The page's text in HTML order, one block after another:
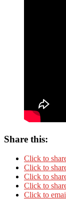
Share this:
Click to
Click to
Click to
Click to
Click to